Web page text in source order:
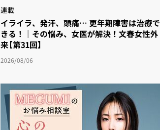
連載
イライラ、発汗、頭痛… 更年期障害は治療で
きる！｜その悩み、女医が解決！文春女性外
来【第31回】
2026/08/06